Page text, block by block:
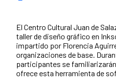
El Centro Cultural Juan de
taller de diseño gráfico en
impartido por Florencia
organizaciones de base.
participantes se
ofrece esta herramienta de